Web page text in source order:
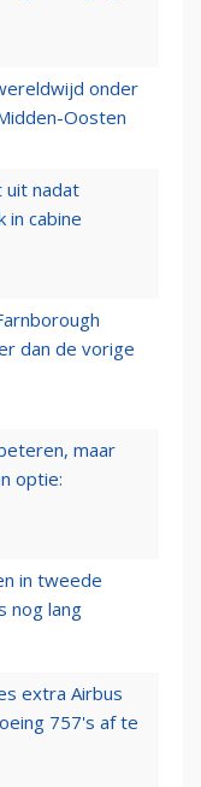
onder
Oosten
uit nadat
in cabine
dan de vorige
maar
optie:
in tweede
nog lang
extra Airbus
757's af te